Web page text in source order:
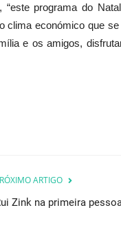
“este programa do
clima económico que
e os amigos,
ARTIGO
Zink na primeira
a Recorde de
Volta ao Algarve